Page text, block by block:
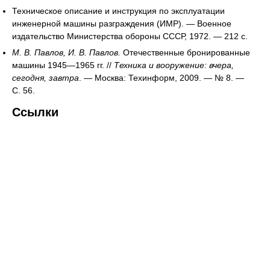
Техническое описание и инструкция по эксплуатации
инженерной машины разграждения (ИМР). — Военное
издательство Министерства обороны СССР, 1972. — 212 с.
М. В. Павлов, И. В. Павлов. Отечественные бронированные
машины 1945—1965 гг. // Техника и вооружение: вчера,
сегодня, завтра . — Москва: Техинформ, 2009. — № 8. —
С. 56.
Ссылки